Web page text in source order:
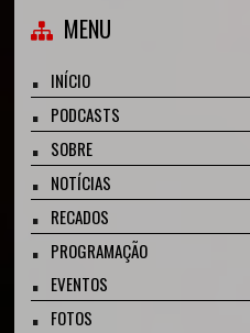
MENU
INÍCIO
PODCASTS
SOBRE
NOTÍCIAS
RECADOS
PROGRAMAÇÃO
EVENTOS
FOTOS